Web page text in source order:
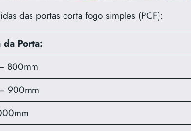
das portas corta fogo simples (PCF):
da Porta:
800mm
900mm